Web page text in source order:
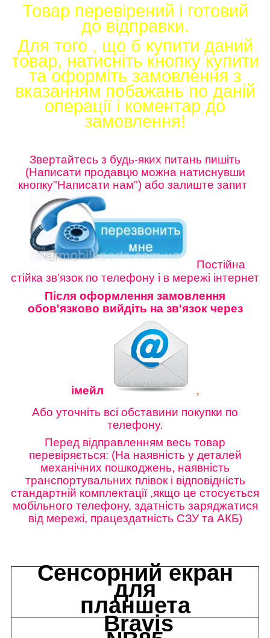
Товар перевірений і готовий
до відправки.
Для того , що б купити даний
товар, натисніть кнопку купити
та оформіть замовлення з
вказанням побажань по даній
операції і коментар до
замовлення!
Звертайтесь з будь-яких питань пишіть
(Написати продавцю можна натиснувши
кнопку"Написати нам") або залиште запит
Постійна
стійка зв'язок по телефону і в мережі інтернет
Після оформлення замовлення
обов'язково вийдіть на зв'язок через
імейл ,
Або уточніть всі обставини покупки по
телефону.
Перед відправленням весь товар
перевіряється: (На наявність у деталей
механічних пошкоджень, наявність
транспортувальних плівок і відповідність
стандартній комплектації ,якщо це стосується
мобільного телефону, здатність заряджатися
від мережі, працездатність СЗУ та АКБ)
Сенсорний екран
для
планшета
Bravis